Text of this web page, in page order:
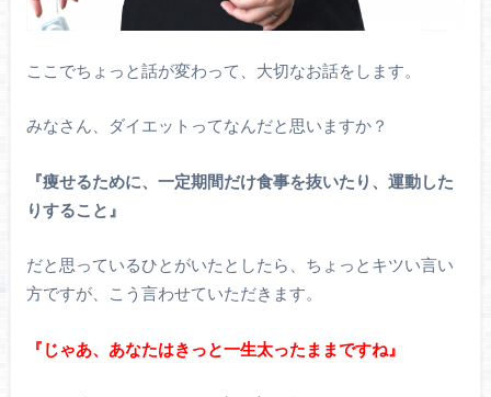
ここでちょっと話が変わって、大切なお話をします。
みなさん、ダイエットってなんだと思いますか？
『痩せるために、一定期間だけ食事を抜いたり、運動した
りすること』
だと思っているひとがいたとしたら、ちょっとキツい言い
方ですが、こう言わせていただきます。
『じゃあ、あなたはきっと一生太ったままですね』